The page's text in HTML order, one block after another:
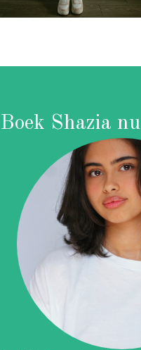
Boek Shazia nu